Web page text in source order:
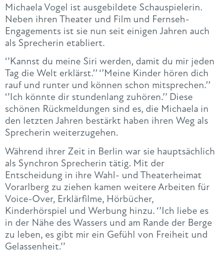
Michaela Vogel ist ausgebildete Schauspielerin.
Neben ihren Theater und Film und Fernseh-
Engagements ist sie nun seit einigen Jahren auch
als Sprecherin etabliert.
‘’Kannst du meine Siri werden, damit du mir jeden
Tag die Welt erklärst.’’ ‘’Meine Kinder hören dich
rauf und runter und können schon mitsprechen.’’
‘’Ich könnte dir stundenlang zuhören.’’ Diese
schönen Rückmeldungen sind es, die Michaela in
den letzten Jahren bestärkt haben ihren Weg als
Sprecherin weiterzugehen.
Während ihrer Zeit in Berlin war sie hauptsächlich
als Synchron Sprecherin tätig. Mit der
Entscheidung in ihre Wahl- und Theaterheimat
Vorarlberg zu ziehen kamen weitere Arbeiten für
Voice-Over, Erklärfilme, Hörbücher,
Kinderhörspiel und Werbung hinzu. ‘’Ich liebe es
in der Nähe des Wassers und am Rande der Berge
zu leben, es gibt mir ein Gefühl von Freiheit und
Gelassenheit.’’